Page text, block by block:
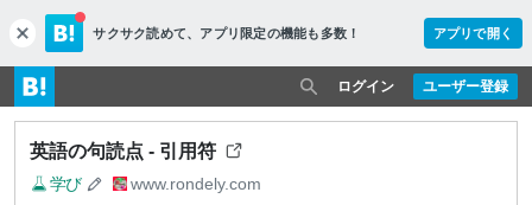
c
l
o
s
e
サクサク読めて、 アプリ限定の機能も多数！ アプリで開く
ユーザー登録
ログイン
英語の句読点 - 引用符
学び www.rondely.com